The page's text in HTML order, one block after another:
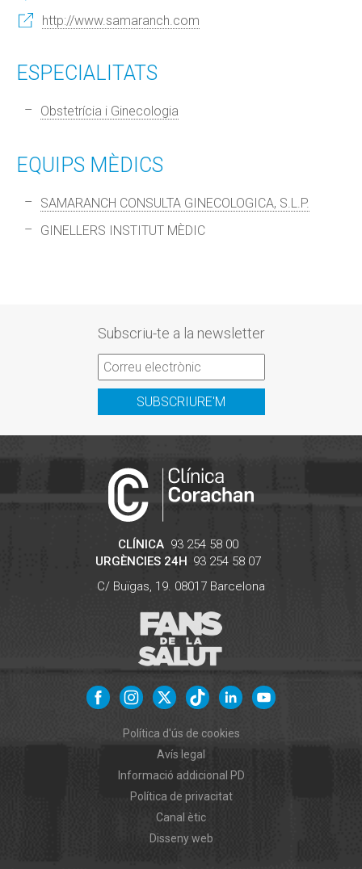
http://www.samaranch.com
ESPECIALITATS
Obstetrícia i Ginecologia
EQUIPS MÈDICS
SAMARANCH CONSULTA GINECOLOGICA, S.L.P.
GINELLERS INSTITUT MÈDIC
Subscriu-te a la newsletter
SUBSCRIURE'M
CLÍNICA 93 254 58 00
URGÈNCIES 24H 93 254 58 07
C/ Buïgas, 19. 08017 Barcelona
Política d'ús de cookies
Avís legal
Informació addicional PD
Política de privacitat
Canal ètic
Disseny web